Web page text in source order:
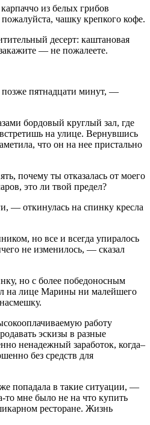
из белых грибов
чашку крепкого кофе.
десерт: каштановая
— не пожалеете.
пятнадцати минут, —
бордовый круглый зал, где
на улице. Вернувшись
что он на нее пристально
почему ты отказалась от моего
это ли твой предел?
— откинулась на спинку кресла
но все и всегда упиралось
не изменилось, — сказал
но с более победоносным
на лице Марины ни малейшего
работу
эскизы в разные
ненадежный заработок, когда–
без средств для
попадала в такие ситуации, —
мне было не на что купить
ресторане. Жизнь